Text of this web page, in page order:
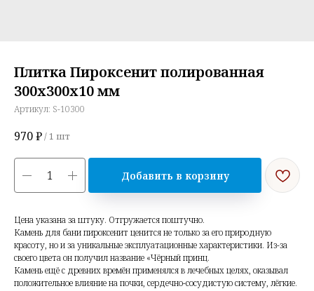
Плитка Пироксенит полированная
300х300х10 мм
Артикул: S-10300
970₽/1 шт
Добавить в корзину
Цена указана за штуку. Отгружается поштучно.
Камень для бани пироксенит ценится не только за его природную
красоту, но и за уникальные эксплуатационные характеристики. Из-за
своего цвета он получил название «Чёрный принц.
Камень ещё с древних времён применялся в лечебных целях, оказывал
положительное влияние на почки, сердечно-сосудистую систему, лёгкие.